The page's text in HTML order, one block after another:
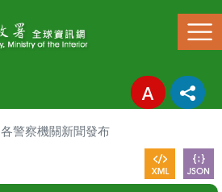
各警察機關新聞發布